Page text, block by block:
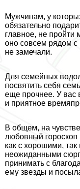
Мужчинам, у
обязательно
главное, не пройти
оно совсем рядом с
не замечали.
Для семейных
посвятить себя
еще прочнее. У вас
и приятное
В общем, на
любовный гороскоп
как с хорошими,
неожиданными
принимать с
ему звезды и